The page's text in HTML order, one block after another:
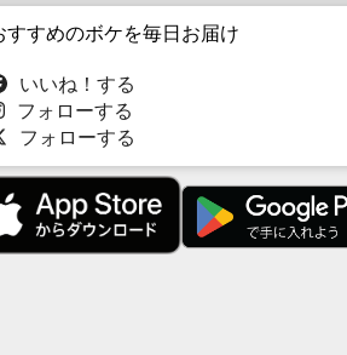
すすめのボケを毎日お届け
いいね！する
フォローする
フォローする